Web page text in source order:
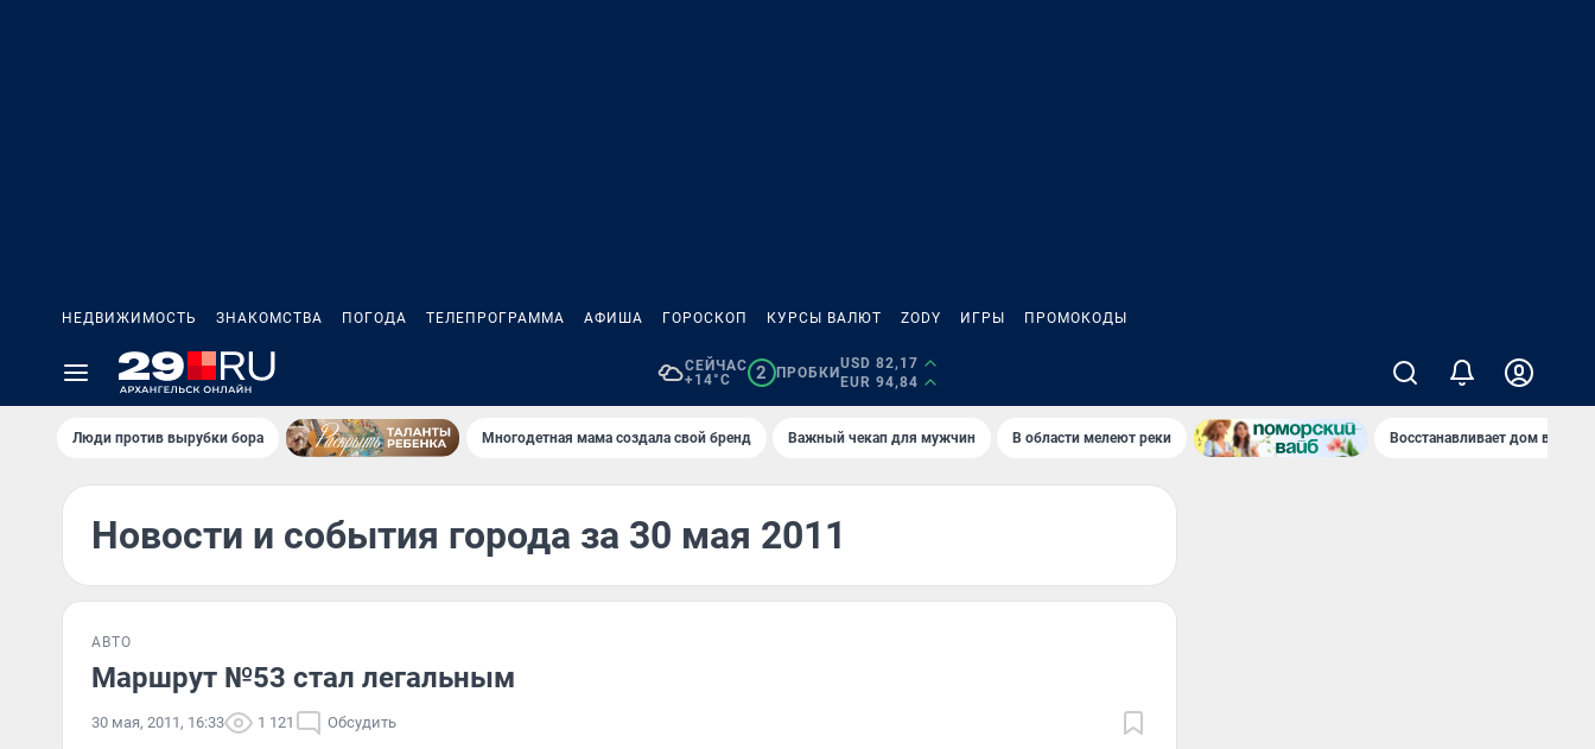
НЕДВИЖИМОСТЬ ЗНАКОМСТВА ПОГОДА ТЕЛЕПРОГРАММА АФИША ГОРОСКОП КУРСЫ ВАЛЮТ ZODY ИГРЫ ПРОМОКОДЫ
СЕЙЧАС
+14°C
2 ПРОБКИ
USD 82,17
EUR 94,84
Люди против вырубки бора Многодетная мама создала свой бренд Важный чекап для мужчин В области мелеют реки Восстанавливает дом в
Новости и события города за 30 мая 2011
АВТО
Маршрут №53 стал легальным
30 мая, 2011, 16:33 1 121 Обсудить